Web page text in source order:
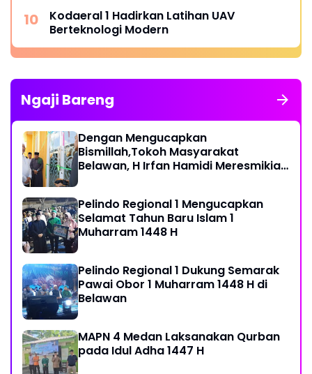
Kodaeral 1 Hadirkan Latihan UAV
Berteknologi Modern
Ngaji Bareng
Dengan Mengucapkan
Bismillah,Tokoh Masyarakat
Belawan, H Irfan Hamidi Meresmikian
Pelindo Regional 1 Mengucapkan
Selamat Tahun Baru Islam 1
Muharram 1448 H
Pelindo Regional 1 Dukung Semarak
Pawai Obor 1 Muharram 1448 H di
Belawan
MAPN 4 Medan Laksanakan Qurban
pada Idul Adha 1447 H